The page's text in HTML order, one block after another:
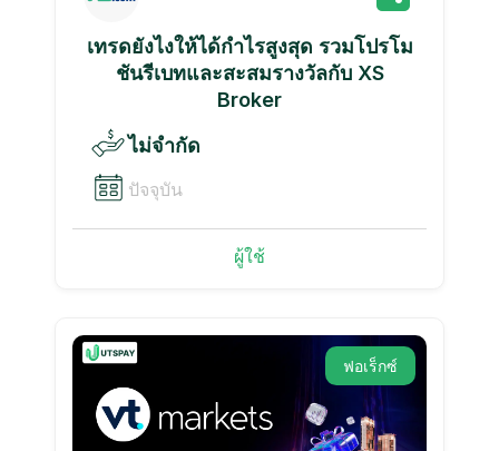
เทรดยังไงให้ได้กำไรสูงสุด รวมโปรโม
ชันรีเบทและสะสมรางวัลกับ XS
Broker
ไม่จำกัด
ปัจจุบัน
ผู้ใช้
ฟอเร็กซ์